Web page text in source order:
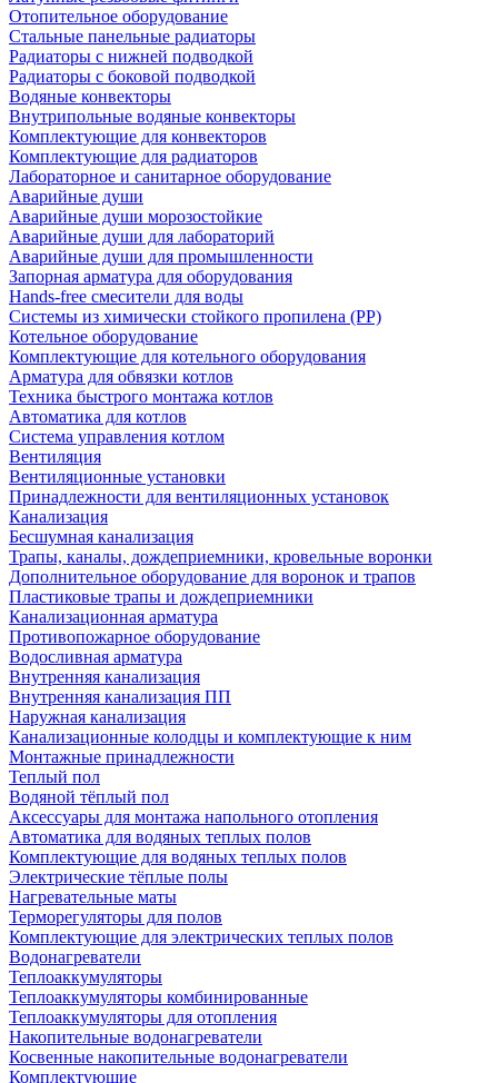
Отопительное оборудование
Стальные панельные радиаторы
Радиаторы с нижней подводкой
Радиаторы с боковой подводкой
Водяные конвекторы
Внутрипольные водяные конвекторы
Комплектующие для конвекторов
Комплектующие для радиаторов
Лабораторное и санитарное оборудование
Аварийные души
Аварийные души морозостойкие
Аварийные души для лабораторий
Аварийные души для промышленности
Запорная арматура для оборудования
Hands-free смесители для воды
Системы из химически стойкого пропилена (PP)
Котельное оборудование
Комплектующие для котельного оборудования
Арматура для обвязки котлов
Техника быстрого монтажа котлов
Автоматика для котлов
Система управления котлом
Вентиляция
Вентиляционные установки
Принадлежности для вентиляционных установок
Канализация
Бесшумная канализация
Трапы, каналы, дождеприемники, кровельные воронки
Дополнительное оборудование для воронок и трапов
Пластиковые трапы и дождеприемники
Канализационная арматура
Противопожарное оборудование
Водосливная арматура
Внутренняя канализация
Внутренняя канализация ПП
Наружная канализация
Канализационные колодцы и комплектующие к ним
Монтажные принадлежности
Теплый пол
Водяной тёплый пол
Аксессуары для монтажа напольного отопления
Автоматика для водяных теплых полов
Комплектующие для водяных теплых полов
Электрические тёплые полы
Нагревательные маты
Терморегуляторы для полов
Комплектующие для электрических теплых полов
Водонагреватели
Теплоаккумуляторы
Теплоаккумуляторы комбинированные
Теплоаккумуляторы для отопления
Накопительные водонагреватели
Косвенные накопительные водонагреватели
Комплектующие